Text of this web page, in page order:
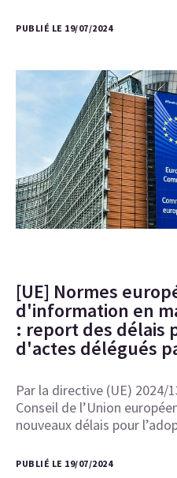
PUBLIÉ LE 19/07/2024
[UE] Normes
d'information en
: report des délais
d'actes délégués
Par la directive (UE) 2024/
Conseil de l’Union
nouveaux délais pour
PUBLIÉ LE 19/07/2024